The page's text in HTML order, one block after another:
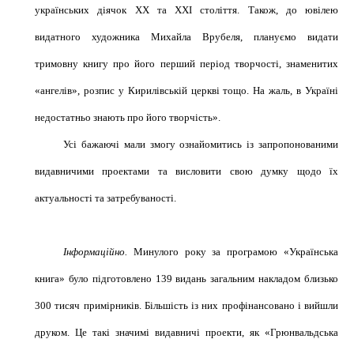
українських діячок ХХ та ХХІ століття. Також, до ювілею
видатного художника Михайла Врубеля, плануємо видати
тримовну книгу про його перший період творчості, знаменитих
«ангелів», розпис у Кирилівській церкві тощо. На жаль, в Україні
недостатньо знають про його творчість».
Усі бажаючі мали змогу ознайомитись із запропонованими
видавничими проектами та висловити свою думку щодо їх
актуальності та затребуваності.
Інформаційно. Минулого року за програмою «Українська
книга» було підготовлено 139 видань загальним накладом близько
300 тисяч примірників. Більшість із них профінансовано і вийшли
друком. Це такі значимі видавничі проекти, як «Грюнвальдська